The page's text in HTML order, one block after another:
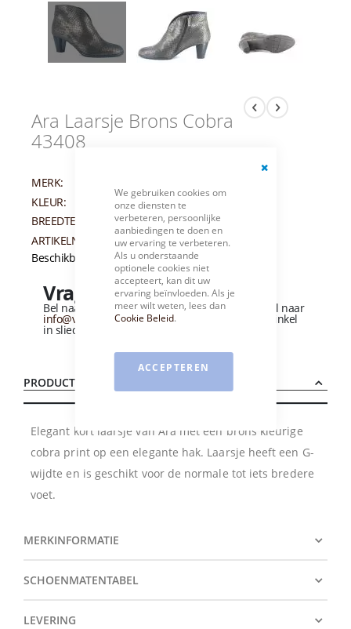
We gebruiken cookies om
onze diensten te
verbeteren, persoonlijke
aanbiedingen te doen en
uw ervaring te verbeteren.
Als u onderstaande
optionele cookies niet
accepteert, kan dit uw
ervaring beïnvloeden. Als je
meer wilt weten, lees dan
Cookie Beleid.
ACCEPTEREN
Ara Laarsje Brons Cobra
43408
MERK:
KLEUR:
BRONS
BREEDTEMAAT:
G
ARTIKELNUMMER:
002871
Beschikbaarheid:Niet op voorraad
Vragen over dit product?
Bel naar +31 (0)184 - 412 135of stuur een e-mail naar
info@vandervliesschoenen.nl of bezoek onze winkel
in sliedrecht
PRODUCTBESCHRIJVING
Elegant kort laarsje van Ara met een brons kleurige
cobra print op een elegante hak. Laarsje heeft een G-
wijdte en is geschikt voor de normale tot iets bredere
voet.
MERKINFORMATIE
SCHOENMATENTABEL
LEVERING